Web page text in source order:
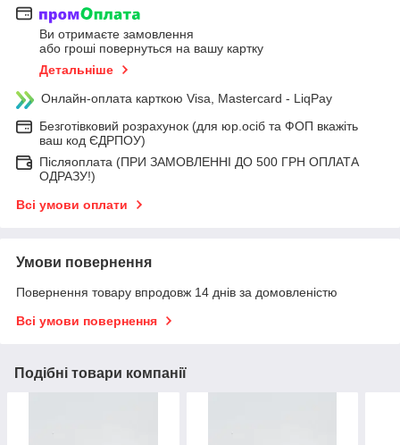
Ви отримаєте замовлення
або гроші повернуться на вашу картку
Детальніше
Онлайн-оплата карткою Visa, Mastercard - LiqPay
Безготівковий розрахунок (для юр.осіб та ФОП вкажіть
ваш код ЄДРПОУ)
Післяоплата (ПРИ ЗАМОВЛЕННІ ДО 500 ГРН ОПЛАТА
ОДРАЗУ!)
Всі умови оплати
Умови повернення
Повернення товару впродовж 14 днів за домовленістю
Всі умови повернення
Подібні товари компанії